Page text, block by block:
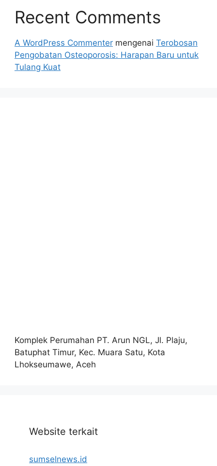
Recent Comments
A WordPress Commenter mengenai Terobosan
Pengobatan Osteoporosis: Harapan Baru untuk
Tulang Kuat
Komplek Perumahan PT. Arun NGL, Jl. Plaju,
Batuphat Timur, Kec. Muara Satu, Kota
Lhokseumawe, Aceh
Website terkait
sumselnews.id